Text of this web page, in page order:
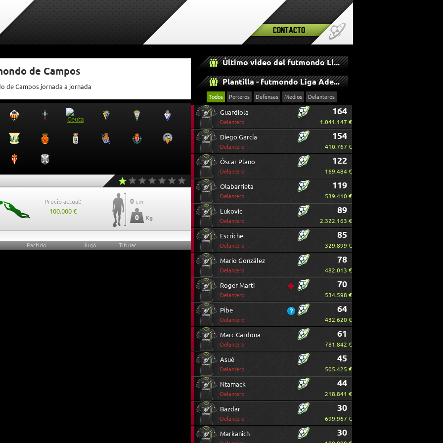
Contacto
de Campos
de Campos jornada a jornada
Precio actual:
100.000 €
0 cm
0 Kg
Partido Jugó Titular
Último video del futmondo Liga Adelante
Plantilla - futmondo Liga Adelante
Todos Porteros Defensas Medios Delanteros
Guardiola
Delantero
164
1.041.147 €
Diego García
Delantero
154
410.767 €
Óscar Plano
Delantero
122
169.484 €
Olabarrieta
Delantero
119
539.410 €
Lukovic
Delantero
89
2.322.163 €
Escriche
Delantero
85
329.899 €
Mario González
Delantero
78
482.013 €
Roger Martí
Delantero
70
534.598 €
Pibe
Delantero
64
432.620 €
Marc Cardona
Delantero
61
781.842 €
Asué
Delantero
45
505.425 €
Ntamack
Delantero
44
218.841 €
Bazdar
Delantero
30
699.967 €
Markanich 30